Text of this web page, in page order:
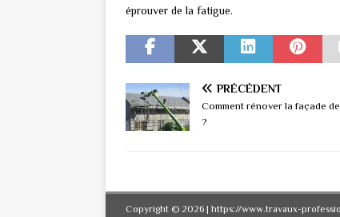
éprouver de la fatigue.
PRÉCÉDENT
Comment rénover la façade
?
Copyright © 2026 | https://www.travaux-